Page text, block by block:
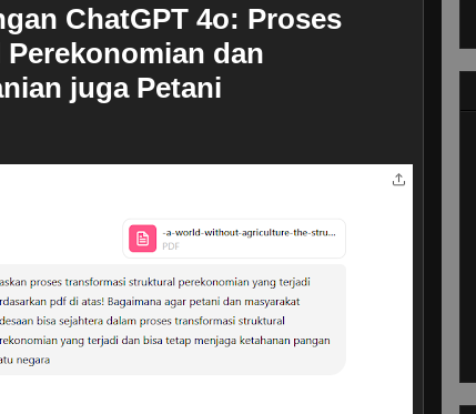
ChatGPT 4o: Proses
dan
juga Petani